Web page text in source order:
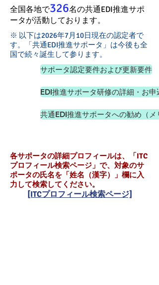
全国各地で326名の共通EDI推進サポ
ータが活動しております。
※ 以下は2026年7月10日現在の認定者で
す。「共通EDI推進サポータ」は今後も全
国で続々誕生して参ります。
サポータ認定要件および更新要件
EDI推進サポータ研修の詳細・お申
共通EDI推進サポータへの勧め（メ
各サポータの詳細プロフィールは、「ITC
プロフィール検索ページ」で、対象のサ
ポータの氏名を「姓名（漢字）」欄に入
力して検索してください。
[ITCプロフィール検索ページ]